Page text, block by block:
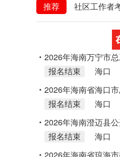
推荐
社区工作者
2026年海南万宁市
报名结束
海口
2026年海南省海口
报名结束
海口
2026年海南澄迈县
报名结束
海口